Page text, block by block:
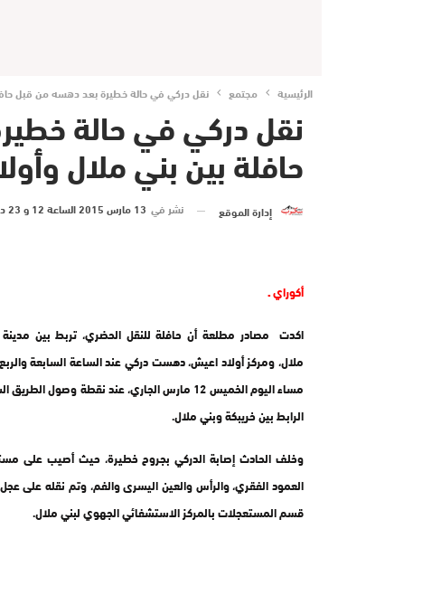
الرئيسية مجتمع نقل دركي في حالة خطيرة بعد دهسه من قبل
نقل دركي في حالة
حافلة بين بني ملال
إدارة الموقع نشر في 13 مارس 2015 الساعة 12 و 23 دقيقة
أكوراي ـ
اكدت مصادر مطلعة أن حافلة للنقل الحضري، تربط بين
ملال، ومركز أولاد اعيش، دهست دركي عند الساعة السابعة
مساء اليوم الخميس 12 مارس الجاري، عند نقطة وصول الطريق
الرابط بين خريبكة وبني ملال.
وخلف الحادث إصابة الدركي بجروح خطيرة، حيث أصيب على
العمود الفقري، والرأس والعين اليسرى والفم، وتم نقله على
قسم المستعجلات بالمركز الاستشفائي الجهوي لبني ملال.